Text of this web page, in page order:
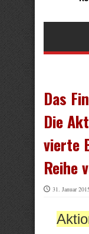
Das
Die
vierte
Reihe
31. Januar